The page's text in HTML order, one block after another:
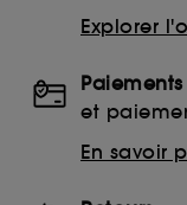
Explorer
et
En savoir